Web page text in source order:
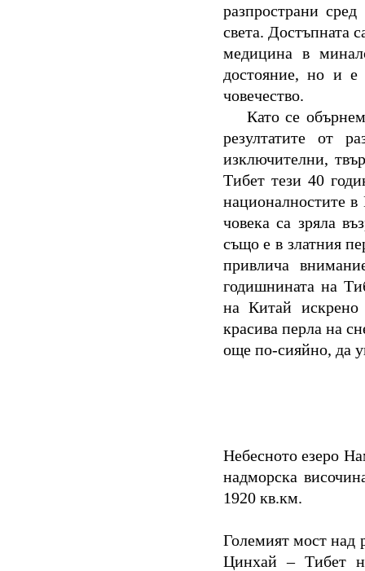
разпространи
света. Достъпната
медицина в
достояние, но и е
човечество.
Като се
резултатите от
изключителни,
Тибет тези 40
националностите
човека са зряла
също е в златния
привлича
годишнината на
на Китай искрено
красива перла на
още по-сияйно, да
Небесното езеро
надморска
1920 кв.км.
Големият мост над
Цинхай – Тибет